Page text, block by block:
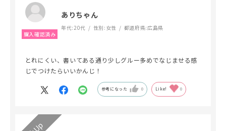
ありちゃん
年代:20代 性別: 女性 都道府県:広島県
とれにくい、書いてある通り少しグルー多めでなじませる感
じでつけたらいいかんじ！
参考になった 0 Like! 0